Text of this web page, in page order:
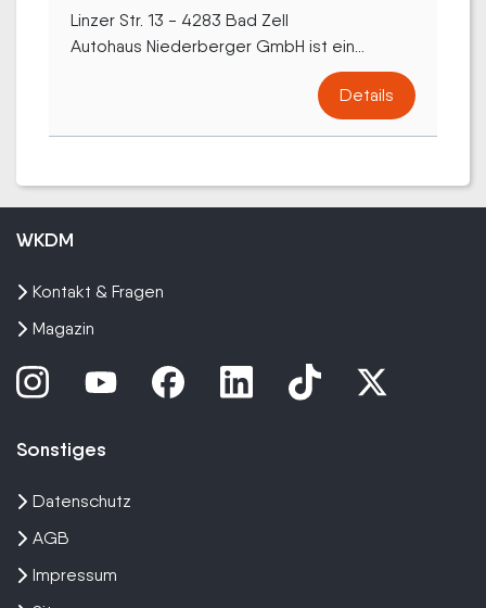
Linzer Str. 13 - 4283 Bad Zell
Autohaus Niederberger GmbH ist ein...
Details
WKDM
Kontakt & Fragen
Magazin
Sonstiges
Datenschutz
AGB
Impressum